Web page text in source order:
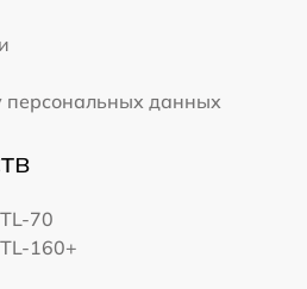
персональных данных
70
160+